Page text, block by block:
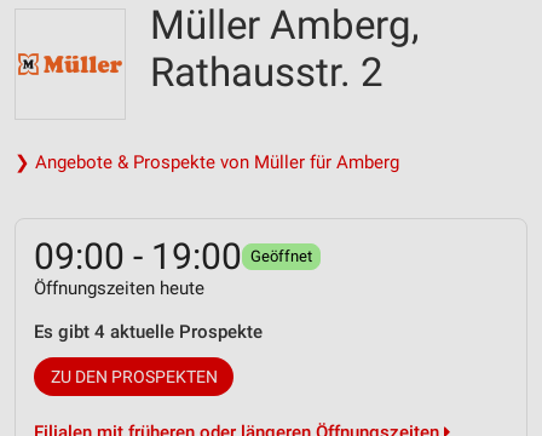
Müller Amberg,
Rathausstr. 2
❯ Angebote & Prospekte von Müller für Amberg
09:00 - 19:00 Geöffnet
Öffnungszeiten heute
Es gibt 4 aktuelle Prospekte
ZU DEN PROSPEKTEN